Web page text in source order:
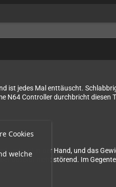
Cookies
welche
ist jedes Mal enttäuscht.
N64 Controller durchbricht diesen
vertraut in der Hand, und das
absolut nicht störend. Im